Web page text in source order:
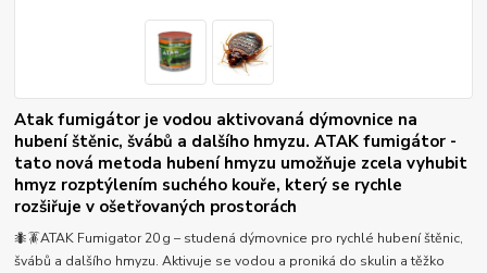
Atak fumigátor je vodou aktivovaná dýmovnice na
hubení štěnic, švábů a dalšího hmyzu. ATAK fumigátor -
tato nová metoda hubení hmyzu umožňuje zcela vyhubit
hmyz rozptýlením suchého kouře, který se rychle
rozšiřuje v ošetřovaných prostorách
🐜🪳ATAK Fumigator 20 g – studená dýmovnice pro rychlé hubení štěnic,
švábů a dalšího hmyzu. Aktivuje se vodou a proniká do skulin a těžko